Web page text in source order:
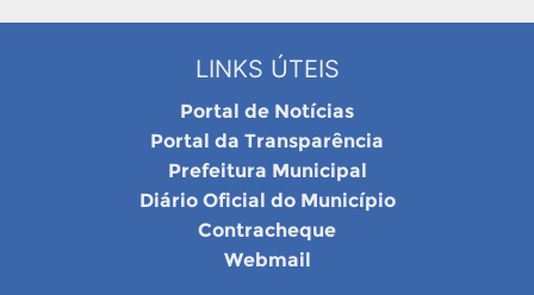
LINKS ÚTEIS
Portal de Notícias
Portal da Transparência
Prefeitura Municipal
Diário Oficial do Município
Contracheque
Webmail